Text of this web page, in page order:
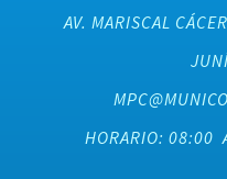
AV. MARISCAL
HORARIO: 08:00